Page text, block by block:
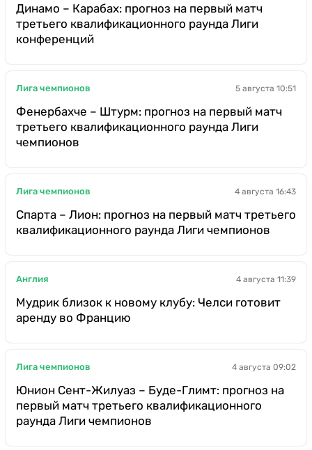
Динамо – Карабах: прогноз на первый матч
третьего квалификационного раунда Лиги
конференций
Лига чемпионов 5 августа 10:51
Фенербахче – Штурм: прогноз на первый матч
третьего квалификационного раунда Лиги
чемпионов
Лига чемпионов 4 августа 16:43
Спарта – Лион: прогноз на первый матч третьего
квалификационного раунда Лиги чемпионов
Англия 4 августа 11:39
Мудрик близок к новому клубу: Челси готовит
аренду во Францию
Лига чемпионов 4 августа 09:02
Юнион Сент-Жилуаз – Буде-Глимт: прогноз на
первый матч третьего квалификационного
раунда Лиги чемпионов